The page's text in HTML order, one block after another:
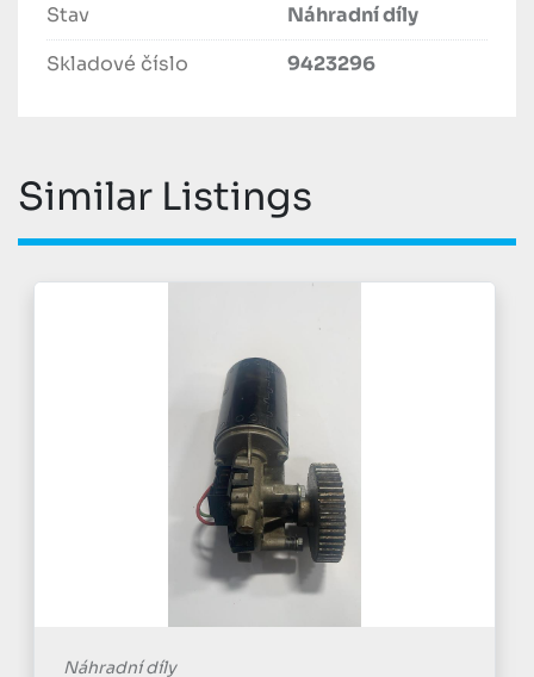
Stav
Náhradní díly
Skladové číslo
9423296
Similar Listings
Náhradní díly